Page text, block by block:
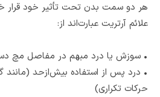
هر دو سمت بدن تحت تأثیر خود قرار
علائم آرتریت عبارت‌اند از:
• سوزش یا درد مبهم در مفاصل مچ
• درد پس از استفاده بیش‌ازحد (مانند
حرکات تکراری)